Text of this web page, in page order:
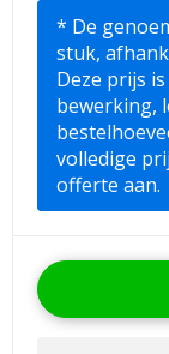
* De
stuk,
Deze prijs
bewerking,
volledige
offerte aan.